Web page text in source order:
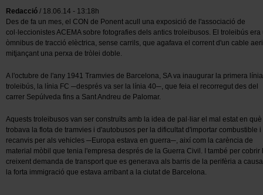
Redacció / 18.06.14 - 13:18h
Des de fa un mes, el CON de Ponent acull una exposició de l'associació de
col·leccionistes ACEMA sobre fotografies dels antics troleibusos. El troleibús era
òmnibus de tracció elèctrica, sense carrils, que agafava el corrent d'un cable aeri
mitjançant una perxa de tròlei doble.
A l'octubre de l'any 1941 Tramvies de Barcelona, SA va inaugurar la primera
troleibús, la línia FC ─després va ser la línia 40─, que feia el recorregut des del
carrer Sepúlveda fins a Sant Andreu de Palomar.
Aquests troleibusos van ser construïts amb la idea de pal·liar el mal estat en
trobava la flota de tramvies i d'autobusos per la dificultat d'importar combustible i
recanvis per als vehicles ─Europa estava en guerra─, així com la carència de
material mòbil que tenia l'empresa després de la Guerra Civil. I també per cobrir
creixent demanda de transport que es generava als barris de la perifèria a
la forta immigració que estava arribant a la ciutat de Barcelona.